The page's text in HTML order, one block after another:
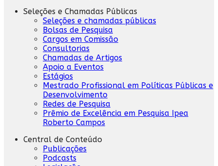
Seleções e Chamadas Públicas
Seleções e chamadas públicas
Bolsas de Pesquisa
Cargos em Comissão
Consultorias
Chamadas de Artigos
Apoio a Eventos
Estágios
Mestrado Profissional em Políticas Públicas e
Desenvolvimento
Redes de Pesquisa
Prêmio de Excelência em Pesquisa Ipea
Roberto Campos
Central de Conteúdo
Publicações
Podcasts